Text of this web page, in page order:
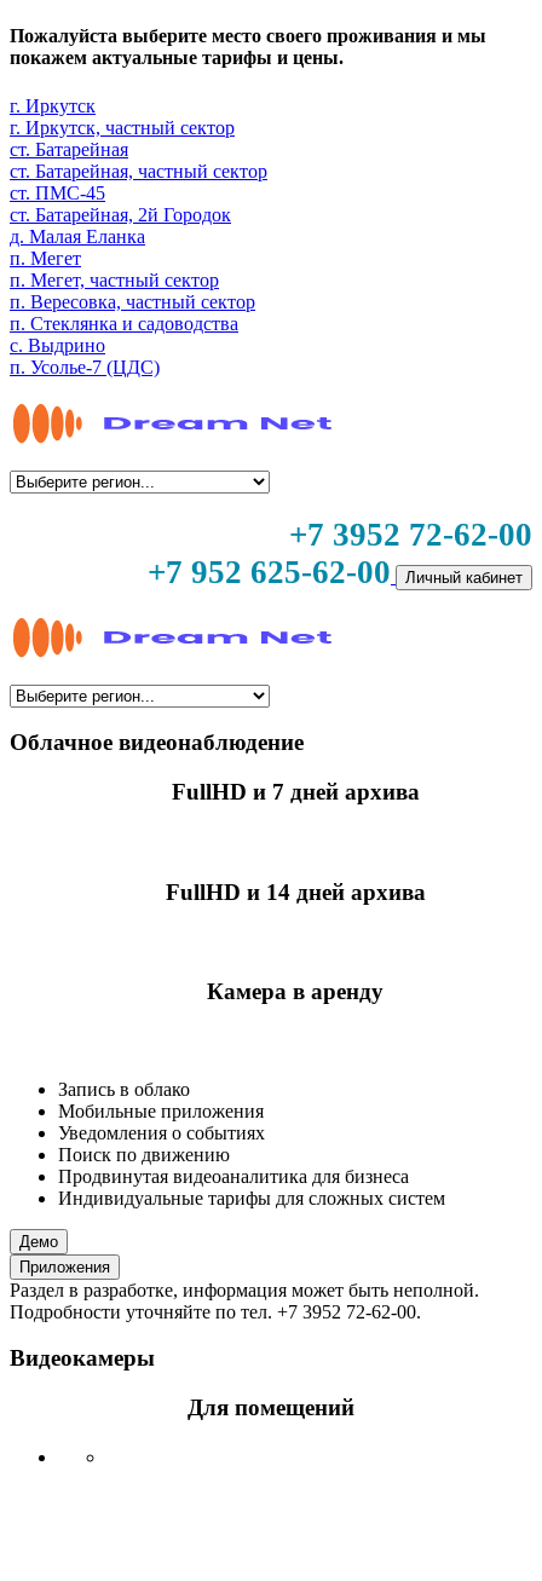
Пожалуйста выберите место своего проживания и мы
покажем актуальные тарифы и цены.
г. Иркутск
г. Иркутск, частный сектор
ст. Батарейная
ст. Батарейная, частный сектор
ст. ПМС-45
ст. Батарейная, 2й Городок
д. Малая Еланка
п. Мегет
п. Мегет, частный сектор
п. Вересовка, частный сектор
п. Стеклянка и садоводства
с. Выдрино
п. Усолье-7 (ЦДС)
+7 3952 72-62-00
+7 952 625-62-00
Личный кабинет
Облачное видеонаблюдение
FullHD и 7 дней архива
FullHD и 14 дней архива
Камера в аренду
Запись в облако
Мобильные приложения
Уведомления о событиях
Поиск по движению
Продвинутая видеоаналитика для бизнеса
Индивидуальные тарифы для сложных систем
Демо
Приложения
Раздел в разработке, информация может быть неполной.
Подробности уточняйте по тел. +7 3952 72-62-00.
Видеокамеры
Для помещений